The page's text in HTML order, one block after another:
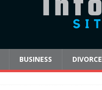
BUSINESS DIVORCE